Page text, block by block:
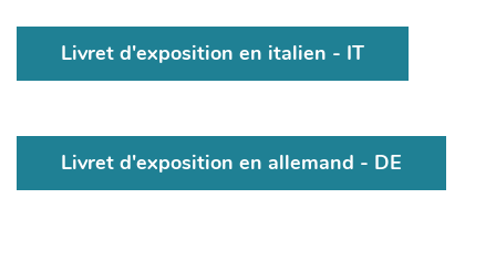
Livret d'exposition en italien - IT
Livret d'exposition en allemand - DE